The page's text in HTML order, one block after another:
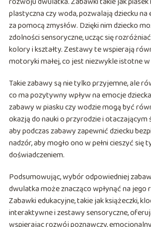
plastyczna czy woda, pozwalają dziecku
za pomocą zmysłów. Dzięki nim dziecko
zdolności sensoryczne, ucząc się
kolory i kształty. Zestawy te wspierają
motoryki małej, co jest niezwykle istotne
Takie zabawy są nie tylko przyjemne, ale
co ma pozytywny wpływ na emocje
zabawy w piasku czy wodzie mogą być
okazją do nauki o przyrodzie i otaczającym
aby podczas zabawy zapewnić dziecku
nadzór, aby mogło ono w pełni cieszyć się
doświadczeniem.
Podsumowując, wybór odpowiedniej
dwulatka może znacząco wpłynąć na jego
Zabawki edukacyjne, takie jak książeczki,
interaktywne i zestawy sensoryczne,